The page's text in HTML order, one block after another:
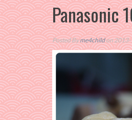
Posted Byme4childon 2013-